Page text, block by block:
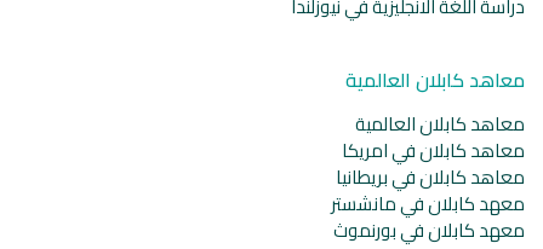
معاهد كابلان العالمية
معاهد كابلان العالمية
معاهد كابلان في امريكا
معاهد كابلان في بريطانيا
معهد كابلان في مانشستر
معهد كابلان في بورنموث